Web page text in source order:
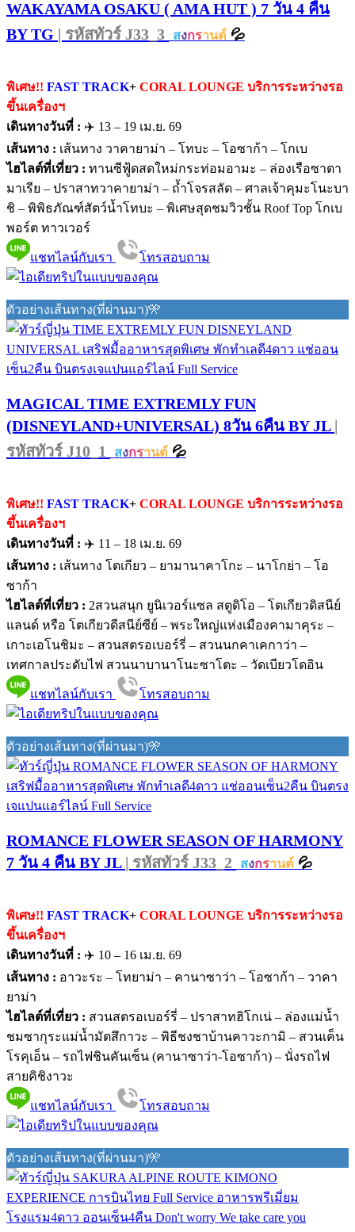
WAKAYAMA OSAKU ( AMA HUT ) 7 วัน 4 คืน
BY TG | รหัสทัวร์ J33_3 สงกรานต์ 💦
พิเศษ!! FAST TRACK+ CORAL LOUNGE บริการระหว่างรอ
ขึ้นเครื่องฯ
เดินทางวันที่ : ✈️ 13 – 19 เม.ย. 69
เส้นทาง : เส้นทาง วาคายาม่า – โทบะ – โอซาก้า – โกเบ
ไฮไลต์ที่เที่ยว : ทานซีฟู้ดสดใหม่กระท่อมอามะ – ล่องเรือซาตา
มาเรีย – ปราสาทวาคายาม่า – ถ้ำโจรสลัด – ศาลเจ้าคุมะโนะบา
ชิ – พิพิธภัณฑ์สัตว์น้ำโทบะ – พิเศษสุดชมวิวชั้น Roof Top โกเบ
พอร์ต ทาวเวอร์
แชทไลน์กับเรา โทรสอบถาม
ตัวอย่างเส้นทาง(ที่ผ่านมา)🎌
MAGICAL TIME EXTREMLY FUN
(DISNEYLAND+UNIVERSAL) 8วัน 6คืน BY JL |
รหัสทัวร์ J10_1
สงกรานต์ 💦
พิเศษ!! FAST TRACK+ CORAL LOUNGE บริการระหว่างรอ
ขึ้นเครื่องฯ
เดินทางวันที่ : ✈️ 11 – 18 เม.ย. 69
เส้นทาง : เส้นทาง โตเกียว – ยามานาคาโกะ – นาโกย่า – โอ
ซาก้า
ไฮไลต์ที่เที่ยว : 2สวนสนุก ยูนิเวอร์แซล สตูดิโอ – โตเกียวดิสนีย์
แลนด์ หรือ โตเกียวดีสนีย์ซีย์ – พระใหญ่แห่งเมืองคามาคุระ –
เกาะเอโนชิมะ – สวนสตรอเบอร์รี่ – สวนนกคาเคกาว่า –
เทศกาลประดับไฟ สวนนาบานาโนะซาโตะ – วัดเบียวโดอิน
แชทไลน์กับเรา โทรสอบถาม
ตัวอย่างเส้นทาง(ที่ผ่านมา)🎌
ROMANCE FLOWER SEASON OF HARMONY
7 วัน 4 คืน BY JL | รหัสทัวร์ J33_2 สงกรานต์ 💦
พิเศษ!! FAST TRACK+ CORAL LOUNGE บริการระหว่างรอ
ขึ้นเครื่องฯ
เดินทางวันที่ : ✈️ 10 – 16 เม.ย. 69
เส้นทาง : อาวะระ – โทยาม่า – คานาซาว่า – โอซาก้า – วาคา
ยาม่า
ไฮไลต์ที่เที่ยว : สวนสตรอเบอร์รี่ – ปราสาทฮิโกเน่ – ล่องแม่น้ำ
ชมซากุระแม่น้ำมัตสึกาวะ – พิธีชงชาบ้านคาวะกามิ – สวนเค็น
โรคุเอ็น – รถไฟชินคันเซ็น (คานาซาว่า-โอซาก้า) – นั่งรถไฟ
สายคิชิงาวะ
แชทไลน์กับเรา โทรสอบถาม
ตัวอย่างเส้นทาง(ที่ผ่านมา)🎌